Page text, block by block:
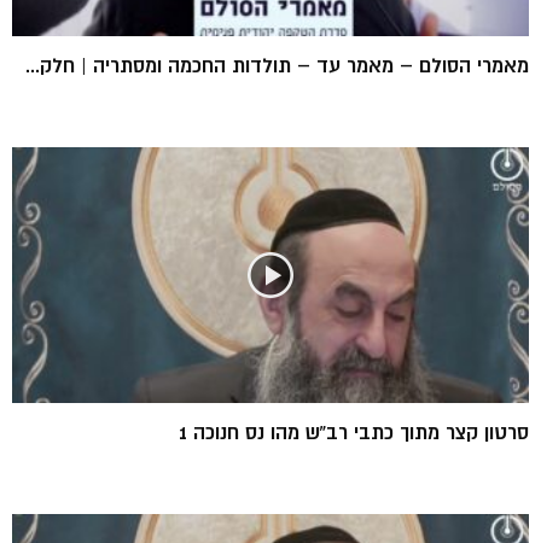
מאמרי הסולם – מאמר עד – תולדות החכמה ומסתריה | חלק...
סרטון קצר מתוך כתבי רב”ש מהו נס חנוכה 1